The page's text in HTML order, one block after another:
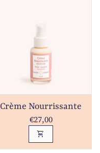
Crème Nourrissante
Prix normal
€27,00
shopping_cart